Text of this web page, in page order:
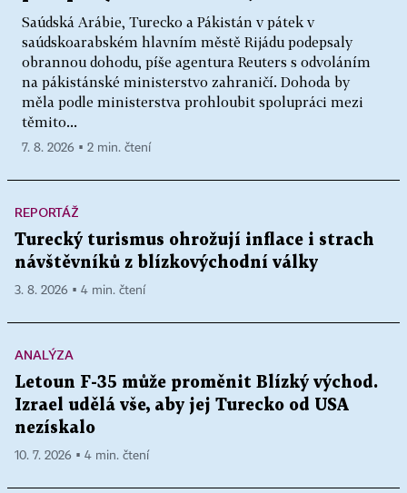
Saúdská Arábie, Turecko a Pákistán v pátek v
saúdskoarabském hlavním městě Rijádu podepsaly
obrannou dohodu, píše agentura Reuters s odvoláním
na pákistánské ministerstvo zahraničí. Dohoda by
měla podle ministerstva prohloubit spolupráci mezi
těmito...
7. 8. 2026 ▪ 2 min. čtení
REPORTÁŽ
Turecký turismus ohrožují inflace i strach
návštěvníků z blízkovýchodní války
3. 8. 2026 ▪ 4 min. čtení
ANALÝZA
Letoun F-35 může proměnit Blízký východ.
Izrael udělá vše, aby jej Turecko od USA
nezískalo
10. 7. 2026 ▪ 4 min. čtení